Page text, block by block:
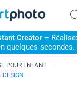
Creator–
quelques secondes.
POUR ENFANT
DESIGN